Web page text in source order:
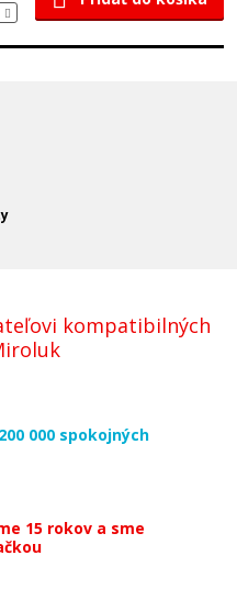
kompatibilných
200 000 spokojných
15 rokov a sme